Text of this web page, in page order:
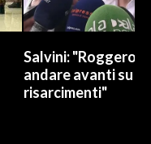
Salvini: "Roggero
andare avanti su
risarcimenti"